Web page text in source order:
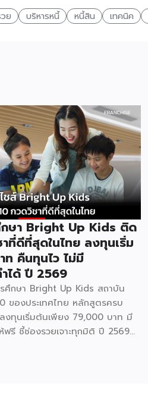
ย บริหารหนี้ หนี้สิน เทคนิค
กษา Bright Up Kids ติด
ที่ดีที่สุดในไทย ลงทุนเริ่ม
คืนทุนไว ไม่มี
ได้ ปี 2569
รศึกษา Bright Up Kids สถาบัน
ของประเทศไทย หลักสูตรครบ
ทุนเริ่มต้นเพียง 79,000 บาท มี
ฟรี ชี้ช่องรวยเจาะทุกมิติ ปี 2569
รนไชส์การศึกษาที่เข้ามาตอบ